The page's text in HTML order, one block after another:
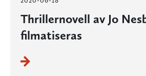
Thrillernovell av Jo
filmatiseras